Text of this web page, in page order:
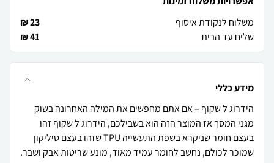
משלוח לנקודת איסוף
23 ₪
שליח עד הבית
41 ₪
מידע כללי
הידרוג ל שקוף – אם אתם מחפשים את המילה האחרונה בשוק
מגני המסך אז המוצר הזה הוא בשבילכם, הידרוג ל שקוף זהו
בעצם חומר שניקרא בשפת התעשייה TPU שזהו בעצם סיליקון
שמוכר לכולם, נחשב לחומר עמיד מאוד, מונע שריטות אבק ושבר.